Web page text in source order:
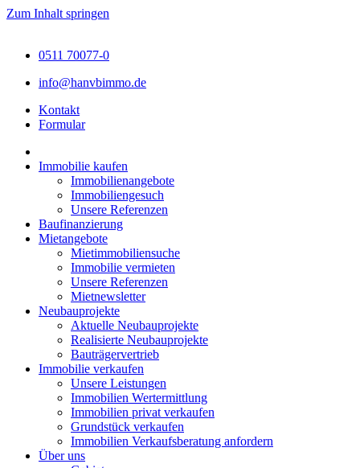
Zum Inhalt springen
0511 70077-0
info@hanvbimmo.de
Kontakt
Formular
Immobilie kaufen
Immobilienangebote
Immobiliengesuch
Unsere Referenzen
Baufinanzierung
Mietangebote
Mietimmobiliensuche
Immobilie vermieten
Unsere Referenzen
Mietnewsletter
Neubauprojekte
Aktuelle Neubauprojekte
Realisierte Neubauprojekte
Bauträgervertrieb
Immobilie verkaufen
Unsere Leistungen
Immobilien Wertermittlung
Immobilien privat verkaufen
Grundstück verkaufen
Immobilien Verkaufsberatung anfordern
Über uns